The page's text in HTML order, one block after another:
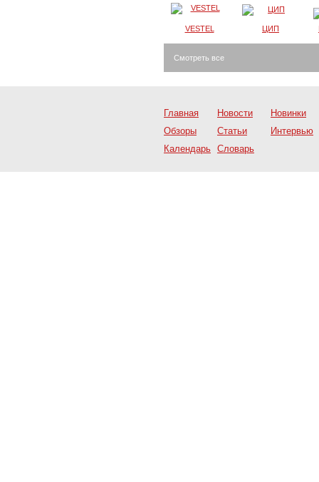
VESTEL ЦИП
Смотреть все
Главная Новости
Новинки
Обзоры
Статьи
Интервью
Календарь Словарь